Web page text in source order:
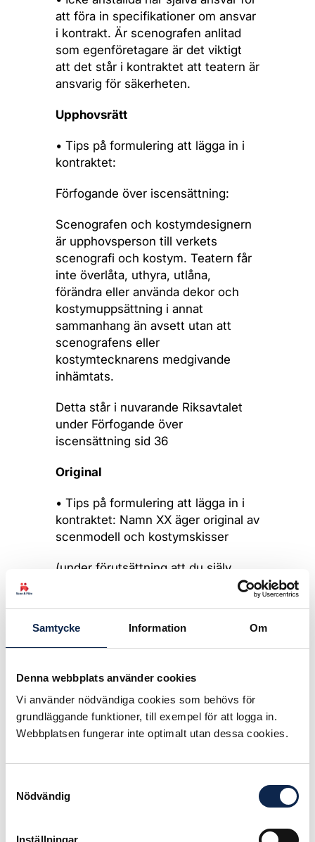
Samtycke Information Om
Denna webbplats använder cookies
Vi använder nödvändiga cookies som behövs för
grundläggande funktioner, till exempel för att logga in.
Webbplatsen fungerar inte optimalt utan dessa cookies.
Nödvändig
Inställningar
att föra in specifikationer om ansvar
i kontrakt. Är scenografen anlitad
som egenföretagare är det viktigt
att det står i kontraktet att teatern är
ansvarig för säkerheten.
Upphovsrätt
• Tips på formulering att lägga in i
kontraktet:
Förfogande över iscensättning:
Scenografen och kostymdesignern
är upphovsperson till verkets
scenografi och kostym. Teatern får
inte överlåta, uthyra, utlåna,
förändra eller använda dekor och
kostymuppsättning i annat
sammanhang än avsett utan att
scenografens eller
kostymtecknarens medgivande
inhämtats.
Detta står i nuvarande Riksavtalet
under Förfogande över
iscensättning sid 36
Original
• Tips på formulering att lägga in i
kontraktet: Namn XX äger original av
scenmodell och kostymskisser
(under förutsättning att du själv
så ska de ha bekostat materialet för
modell och skisser.
• Teatern har inte rätt att publicera
eller sälja modell eller skisser utan
ditt medgivande även om de äger
materialet.
• Även om teatern äger balsabitarna
gjord av så äger du fortfarande idén